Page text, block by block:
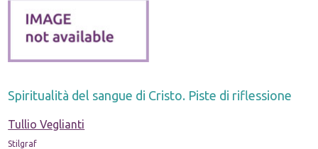
Spiritualità del sangue di Cristo. Piste di riflessione
Tullio Veglianti
Stilgraf